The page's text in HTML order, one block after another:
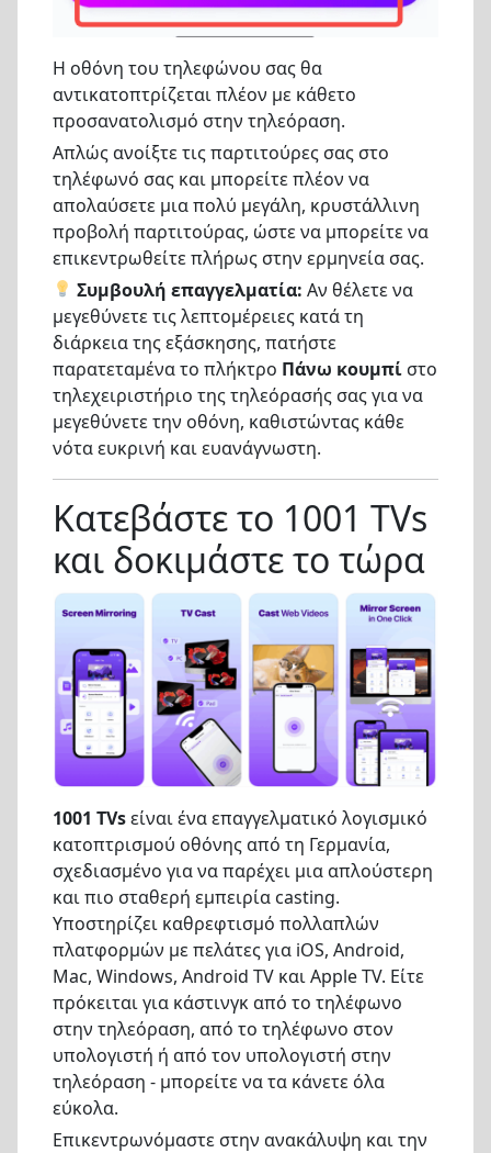
Η οθόνη του τηλεφώνου σας θα
αντικατοπτρίζεται πλέον με κάθετο
προσανατολισμό στην τηλεόραση.
Απλώς ανοίξτε τις παρτιτούρες σας στο
τηλέφωνό σας και μπορείτε πλέον να
απολαύσετε μια πολύ μεγάλη, κρυστάλλινη
προβολή παρτιτούρας, ώστε να μπορείτε να
επικεντρωθείτε πλήρως στην ερμηνεία σας.
Συμβουλή επαγγελματία: Αν θέλετε να
μεγεθύνετε τις λεπτομέρειες κατά τη
διάρκεια της εξάσκησης, πατήστε
παρατεταμένα το πλήκτρο Πάνω κουμπί στο
τηλεχειριστήριο της τηλεόρασής σας για να
μεγεθύνετε την οθόνη, καθιστώντας κάθε
νότα ευκρινή και ευανάγνωστη.
Κατεβάστε το 1001 TVs
και δοκιμάστε το τώρα
1001 TVsείναι ένα επαγγελματικό λογισμικό
κατοπτρισμού οθόνης από τη Γερμανία,
σχεδιασμένο για να παρέχει μια απλούστερη
και πιο σταθερή εμπειρία casting.
Υποστηρίζει καθρεφτισμό πολλαπλών
πλατφορμών με πελάτες για iOS, Android,
Mac, Windows, Android TV και Apple TV. Είτε
πρόκειται για κάστινγκ από το τηλέφωνο
στην τηλεόραση, από το τηλέφωνο στον
υπολογιστή ή από τον υπολογιστή στην
τηλεόραση - μπορείτε να τα κάνετε όλα
εύκολα.
Επικεντρωνόμαστε στην ανακάλυψη και την